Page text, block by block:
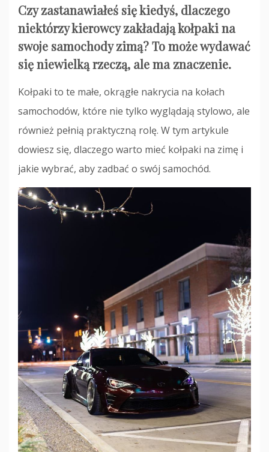
Czy zastanawiałeś się kiedyś, dlaczego
niektórzy kierowcy zakładają kołpaki na
swoje samochody zimą? To może wydawać
się niewielką rzeczą, ale ma znaczenie.
Kołpaki to te małe, okrągłe nakrycia na kołach
samochodów, które nie tylko wyglądają stylowo, ale
również pełnią praktyczną rolę. W tym artykule
dowiesz się, dlaczego warto mieć kołpaki na zimę i
jakie wybrać, aby zadbać o swój samochód.